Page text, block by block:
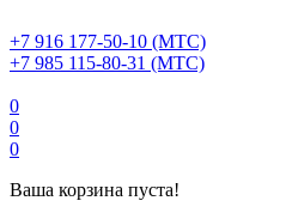
+7 916 177-50-10 (МТС)
+7 985 115-80-31 (МТС)
0
0
0
Ваша корзина пуста!